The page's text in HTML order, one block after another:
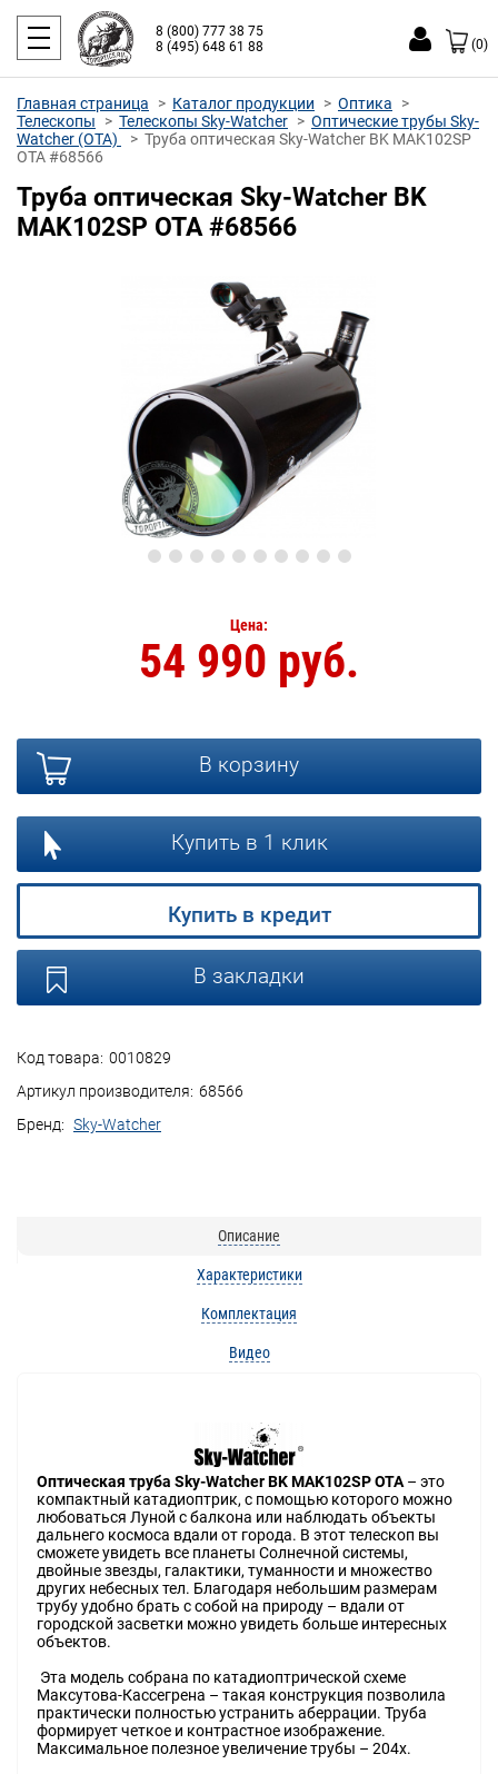
8 (800) 777 38 75
8 (495) 648 61 88
(0)
Главная страница Каталог продукции
Оптика
Телескопы
Телескопы Sky-Watcher
Оптические трубы Sky-
Watcher (OTA)
Труба оптическая Sky-Watcher BK MAK102SP
OTA #68566
Труба оптическая Sky-Watcher BK
MAK102SP OTA #68566
Код товара: 0010829
Артикул производителя: 68566
Бренд: Sky-Watcher
Цена:
54 990 руб.
В корзину
Купить в 1 клик
Купить в кредит
В закладки
Описание
Характеристики
Комплектация
Видео
Оптическая труба Sky-Watcher BK MAK102SP OTA – это
компактный катадиоптрик, с помощью которого можно
любоваться Луной с балкона или наблюдать объекты
дальнего космоса вдали от города. В этот телескоп вы
сможете увидеть все планеты Солнечной системы,
двойные звезды, галактики, туманности и множество
других небесных тел. Благодаря небольшим размерам
трубу удобно брать с собой на природу – вдали от
городской засветки можно увидеть больше интересных
объектов.
Эта модель собрана по катадиоптрической схеме
Максутова-Кассегрена – такая конструкция позволила
практически полностью устранить аберрации. Труба
формирует четкое и контрастное изображение.
Максимальное полезное увеличение трубы – 204x.